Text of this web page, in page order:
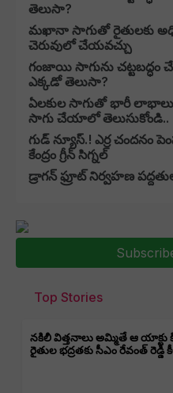
తెలుసా?
మఖానా సాగుతో రైతులకు
చెరువులో చేయవచ్చు
గంజాయి సాగును చట్టబద్ధం
ఎక్కడో తెలుసా?
ఏలకుల సాగుతో భారీ లాభాలు
సాగు చేయాలో తెలుసుకోండి..
గుడ్ న్యూస్.! ఎర్ర చందనం
కేంద్రం గ్రీన్‌ సిగ్నల్‌
డ్రాగన్ ఫ్రూట్ నిర్వహణ
Top Stories
నకిలీ విత్తనాలు అమ్మితే ఆ యాక్టు
రైతుల భద్రతకు సీఎం రేవంత్ రెడ్డి